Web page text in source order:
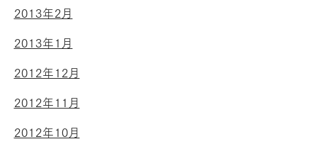
2013年2月
2013年1月
2012年12月
2012年11月
2012年10月